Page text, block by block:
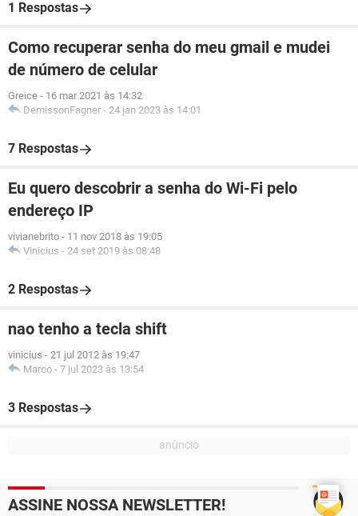
1 Respostas
Como recuperar senha do meu gmail e mudei
de número de celular
Greice - 16 mar 2021 às 14:32
DemissonFagner - 24 jan 2023 às 14:01
7 Respostas
Eu quero descobrir a senha do Wi-Fi pelo
endereço IP
vivianebrito - 11 nov 2018 às 19:05
Vinicius - 24 set 2019 às 08:48
2 Respostas
nao tenho a tecla shift
vinicius - 21 jul 2012 às 19:47
Marco - 7 jul 2023 às 13:54
3 Respostas
ASSINE NOSSA NEWSLETTER!